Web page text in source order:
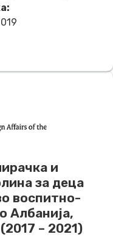
и
за деца
воспитно-
Албанија,
– 2021)